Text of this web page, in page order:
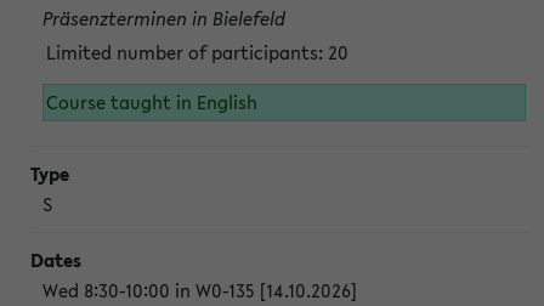
Präsenzterminen in Bielefeld
Limited number of participants: 20
Course taught in English
S
Wed 8:30-10:00 in W0-135 [14.10.2026]